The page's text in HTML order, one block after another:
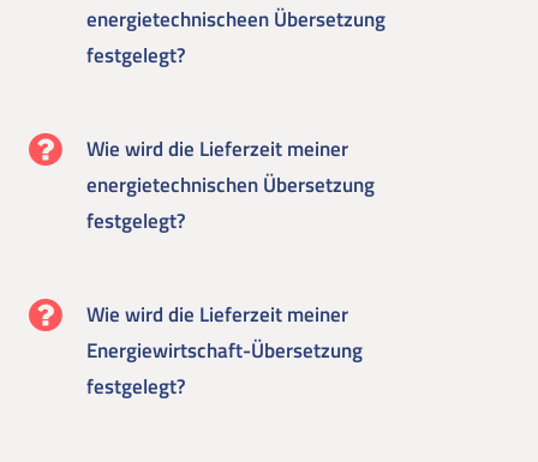
energietechnischeen Übersetzung
festgelegt?
Wie wird die Lieferzeit meiner
energietechnischen Übersetzung
festgelegt?
Wie wird die Lieferzeit meiner
Energiewirtschaft-Übersetzung
festgelegt?